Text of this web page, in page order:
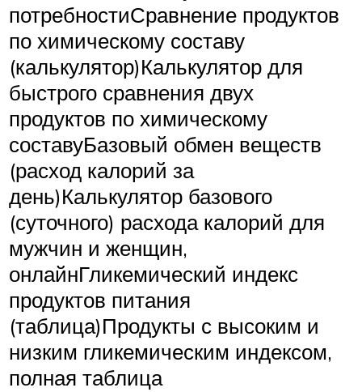
потребностиСравнение продуктов
по химическому составу
(калькулятор)Калькулятор для
быстрого сравнения двух
продуктов по химическому
составуБазовый обмен веществ
(расход калорий за
день)Калькулятор базового
(суточного) расхода калорий для
мужчин и женщин,
онлайнГликемический индекс
продуктов питания
(таблица)Продукты с высоким и
низким гликемическим индексом,
полная таблица